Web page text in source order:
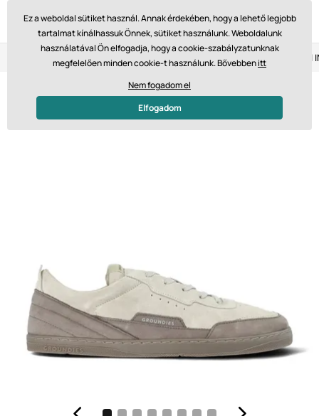
Visszaküldés 14 napon belül Gyors szállítás 61 475 Ft-tól
Ez a weboldal sütiket használ. Annak érdekében, hogy a lehető legjobb
tartalmat kínálhassuk Önnek, sütiket használunk. Weboldalunk
használatával Ön elfogadja, hogy a cookie-szabályzatunknak
megfelelően minden cookie-t használunk. Bővebbenitt
Nem fogadom el
Elfogadom